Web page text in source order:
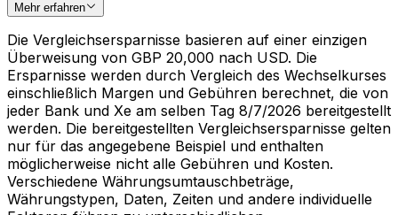
Mehr erfahren
Die Vergleichsersparnisse basieren auf einer einzigen
Überweisung von GBP 20,000 nach USD. Die
Ersparnisse werden durch Vergleich des Wechselkurses
einschließlich Margen und Gebühren berechnet, die von
jeder Bank und Xe am selben Tag 8/7/2026 bereitgestellt
werden. Die bereitgestellten Vergleichsersparnisse gelten
nur für das angegebene Beispiel und enthalten
möglicherweise nicht alle Gebühren und Kosten.
Verschiedene Währungsumtauschbeträge,
Währungstypen, Daten, Zeiten und andere individuelle